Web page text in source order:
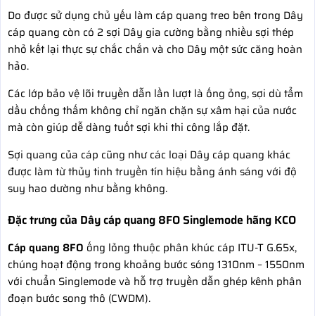
Do được sử dụng chủ yếu làm cáp quang treo bên trong Dây
cáp quang còn có 2 sợi Dây gia cường bằng nhiều sợi thép
nhỏ kết lại thực sự chắc chắn và cho Dây một sức căng hoàn
hảo.
Các lớp bảo vệ lõi truyền dẫn lần lượt là ống ỏng, sợi dù tẩm
dầu chống thấm không chỉ ngăn chặn sự xâm hại của nước
mà còn giúp dễ dàng tuốt sợi khi thi công lắp đặt.
Sợi quang của cáp cũng như các loại Dây cáp quang khác
được làm từ thủy tinh truyền tín hiệu bằng ánh sáng với độ
suy hao dường như bằng không.
Đặc trưng của Dây cáp quang 8FO Singlemode hãng KCO
Cáp quang 8FO ống lỏng thuộc phân khúc cáp ITU-T G.65x,
chúng hoạt động trong khoảng bước sóng 1310nm – 1550nm
với chuẩn Singlemode và hỗ trợ truyền dẫn ghép kênh phân
đoạn bước song thô (CWDM).